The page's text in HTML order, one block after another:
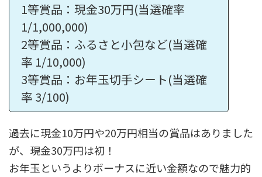
1等賞品：現金30万円(当選確率
1/1,000,000)
2等賞品：ふるさと小包など(当選確
率 1/10,000)
3等賞品：お年玉切手シート(当選確
率 3/100)
過去に現金10万円や20万円相当の賞品はありました
が、現金30万円は初！
お年玉というよりボーナスに近い金額なので魅力的